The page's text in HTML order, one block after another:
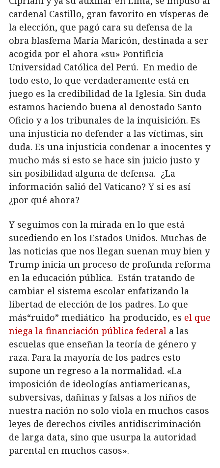
cardenal Castillo, gran favorito en vísperas de
la elección, que pagó cara su defensa de la
obra blasfema María Maricón, destinada a ser
acogida por el ahora «su» Pontificia
Universidad Católica del Perú. En medio de
todo esto, lo que verdaderamente está en
juego es la credibilidad de la Iglesia. Sin duda
estamos haciendo buena al denostado Santo
Oficio y a los tribunales de la inquisición. Es
una injusticia no defender a las víctimas, sin
duda. Es una injusticia condenar a inocentes y
mucho más si esto se hace sin juicio justo y
sin posibilidad alguna de defensa. ¿La
información salió del Vaticano? Y si es así
¿por qué ahora?
Y seguimos con la mirada en lo que está
sucediendo en los Estados Unidos. Muchas de
las noticias que nos llegan suenan muy bien y
Trump inicia un proceso de profunda reforma
en la educación pública. Están tratando de
cambiar el sistema escolar enfatizando la
libertad de elección de los padres. Lo que
más“ruido” mediático ha producido, es el que
niega la financiación pública federal a las
escuelas que enseñan la teoría de género y
raza. Para la mayoría de los padres esto
supone un regreso a la normalidad. «La
imposición de ideologías antiamericanas,
subversivas, dañinas y falsas a los niños de
nuestra nación no solo viola en muchos casos
leyes de derechos civiles antidiscriminación
de larga data, sino que usurpa la autoridad
parental en muchos casos».